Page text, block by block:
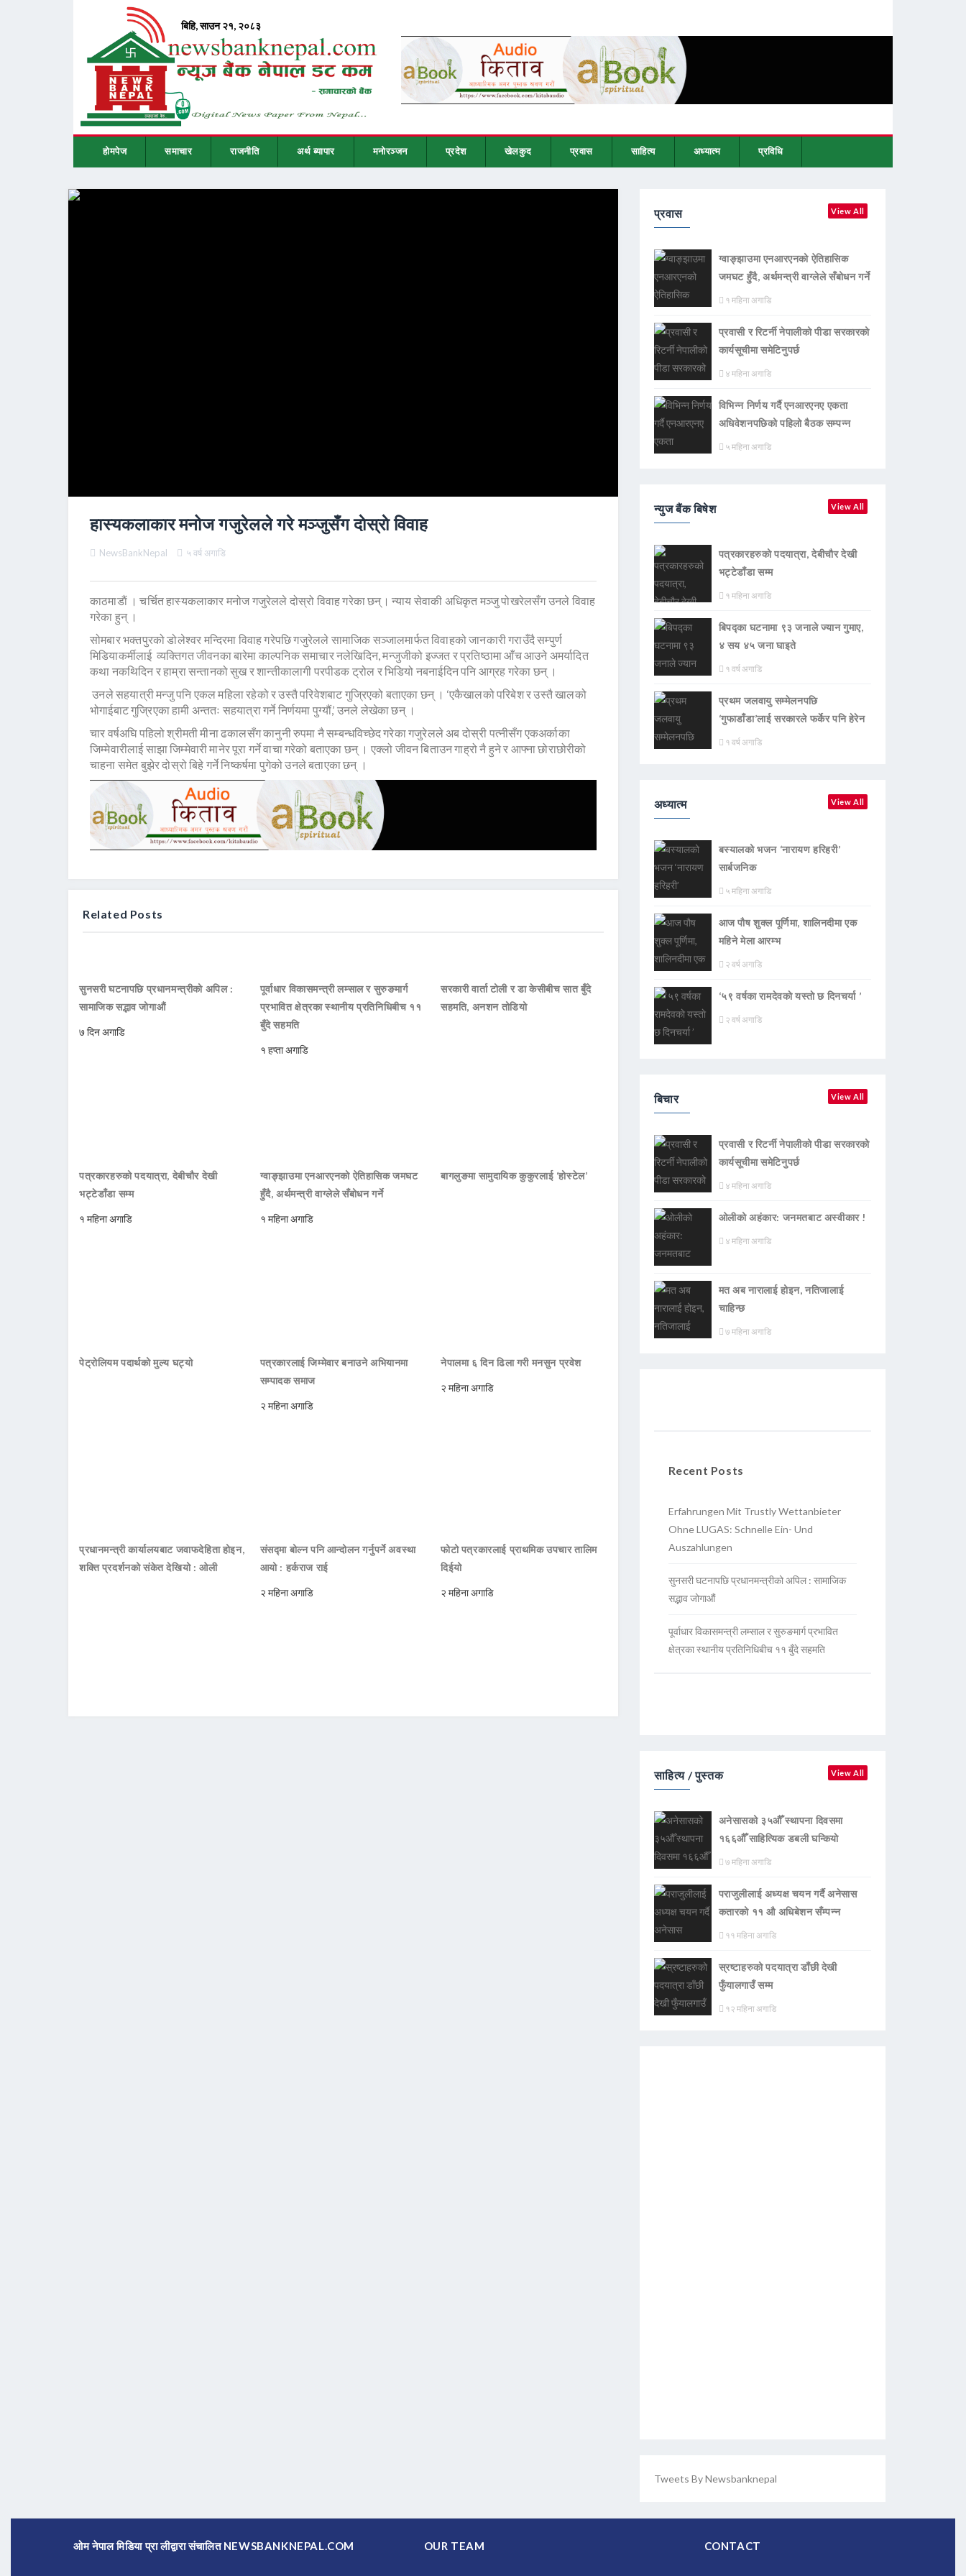
होमपेज समाचार राजनीति अर्थ ब्यापार मनोरञ्जन प्रदेश खेलकुद प्रवास साहित्य अध्यात्म प्रविधि
हास्यकलाकार मनोज गजुरेलले गरे मञ्जुसँग दाेस्राे विवाह
NewsBankNepal ५ वर्ष अगाडि
काठमाडाैं । चर्चित हास्यकलाकार मनोज गजुरेलले दोस्रो विवाह गरेका छन्। न्याय सेवाकी अधिकृत मञ्जु पोखरेलसँग उनले विवाह
गरेका हुन् ।
सोमबार भक्तपुरको डोलेश्वर मन्दिरमा विवाह गरेपछि गजुरेलले सामाजिक सञ्जालमार्फत विवाहको जानकारी गराउँदै सम्पुर्ण
मिडियाकर्मीलाई व्यक्तिगत जीवनका बारेमा काल्पनिक समाचार नलेखिदिन, मन्जुजीको इज्जत र प्रतिष्ठामा आँच आउने अमर्यादित
कथा नकथिदिन र हाम्रा सन्तानको सुख र शान्तीकालागी परपीडक ट्रोल र भिडियो नबनाईदिन पनि आग्रह गरेका छन् ।
उनले सहयात्री मन्जु पनि एकल महिला रहेको र उस्तै परिवेशबाट गुज्रिएको बताएका छन् । ‘एकैखालको परिबेश र उस्तै खालको
भोगाईबाट गुज्रिएका हामी अन्ततः सहयात्रा गर्ने निर्णयमा पुग्यौं,’ उनले लेखेका छन् ।
चार वर्षअघि पहिलो श्रीमती मीना ढकालसँग कानुनी रुपमा नै सम्बन्धविच्छेद गरेका गजुरेलले अब दोस्री पत्नीसँग एकअर्काका
जिम्मेवारीलाई साझा जिम्मेवारी मानेर पूरा गर्ने वाचा गरेको बताएका छन् । एक्लो जीवन बिताउन गाह्रो नै हुने र आफ्ना छोराछोरीको
चाहना समेत बुझेर दोस्रो बिहे गर्ने निष्कर्षमा पुगेको उनले बताएका छन् ।
Related Posts
सुनसरी घटनापछि प्रधानमन्त्रीको अपिल :
सामाजिक सद्भाव जोगाऔं
७ दिन अगाडि
पूर्वाधार विकासमन्त्री लम्साल र सुरुङमार्ग
प्रभावित क्षेत्रका स्थानीय प्रतिनिधिबीच ११
बुँदे सहमति
१ हप्ता अगाडि
सरकारी वार्ता टोली र डा केसीबीच सात बुँदे
सहमति, अनशन तोडियो
पत्रकारहरुको पदयात्रा, देबीचौर देखी
भट्टेडाँडा सम्म
१ महिना अगाडि
ग्वाङ्झाउमा एनआरएनको ऐतिहासिक जमघट
हुँदै, अर्थमन्त्री वाग्लेले सँबोधन गर्ने
१ महिना अगाडि
बागलुङमा सामुदायिक कुकुरलाई ‘होस्टेल’
पेट्रोलियम पदार्थको मुल्य घट्यो
पत्रकारलाई जिम्मेवार बनाउने अभियानमा
सम्पादक समाज
२ महिना अगाडि
नेपालमा ६ दिन ढिला गरी मनसुन प्रवेश
२ महिना अगाडि
प्रधानमन्त्री कार्यालयबाट जवाफदेहिता होइन,
शक्ति प्रदर्शनको संकेत देखियो : ओली
संसद्मा बोल्न पनि आन्दोलन गर्नुपर्ने अवस्था
आयो : हर्कराज राई
२ महिना अगाडि
फोटो पत्रकारलाई प्राथमिक उपचार तालिम
दिईयो
२ महिना अगाडि
प्रवास View All
ग्वाङ्झाउमा एनआरएनको ऐतिहासिक
जमघट हुँदै, अर्थमन्त्री वाग्लेले सँबोधन गर्ने
१ महिना अगाडि
प्रवासी र रिटर्नी नेपालीको पीडा सरकारको
कार्यसूचीमा समेटिनुपर्छ
४ महिना अगाडि
विभिन्न निर्णय गर्दै एनआरएनए एकता
अधिवेशनपछिको पहिलो बैठक सम्पन्न
५ महिना अगाडि
न्युज बैंक बिषेश View All
पत्रकारहरुको पदयात्रा, देबीचौर देखी
भट्टेडाँडा सम्म
१ महिना अगाडि
बिपद्का घटनामा ९३ जनाले ज्यान गुमाए,
४ सय ४५ जना घाइते
१ वर्ष अगाडि
प्रथम जलवायु सम्मेलनपछि
‘गुफाडाँडा’लाई सरकारले फर्केर पनि हेरेन
१ वर्ष अगाडि
अध्यात्म View All
बस्यालको भजन ‘नारायण हरिहरी’
सार्बजनिक
५ महिना अगाडि
आज पौष शुक्ल पूर्णिमा, शालिनदीमा एक
महिने मेला आरम्भ
२ वर्ष अगाडि
‘५९ वर्षका रामदेवकाे यस्ताे छ दिनचर्या ’
२ वर्ष अगाडि
बिचार View All
प्रवासी र रिटर्नी नेपालीको पीडा सरकारको
कार्यसूचीमा समेटिनुपर्छ
४ महिना अगाडि
ओलीको अहंकार: जनमतबाट अस्वीकार !
४ महिना अगाडि
मत अब नारालाई होइन, नतिजालाई
चाहिन्छ
७ महिना अगाडि
Recent Posts
Erfahrungen Mit Trustly Wettanbieter
Ohne LUGAS: Schnelle Ein- Und
Auszahlungen
सुनसरी घटनापछि प्रधानमन्त्रीको अपिल : सामाजिक
सद्भाव जोगाऔं
पूर्वाधार विकासमन्त्री लम्साल र सुरुङमार्ग प्रभावित
क्षेत्रका स्थानीय प्रतिनिधिबीच ११ बुँदे सहमति
साहित्य / पुस्तक View All
अनेसासको ३५औँ स्थापना दिवसमा
१६६औँ साहित्यिक डबली घन्कियाे
७ महिना अगाडि
पराजुलीलाई अध्यक्ष चयन गर्दै अनेसास
कतारको ११ औ अधिबेशन सँम्पन्न
११ महिना अगाडि
स्रष्टाहरुको पदयात्रा डाँछी देखी
फुँयालगाउँ सम्म
१२ महिना अगाडि
Tweets By Newsbanknepal
ओम नेपाल मिडिया प्रा लीद्वारा संचालित NEWSBANKNEPAL.COM OUR TEAM CONTACT